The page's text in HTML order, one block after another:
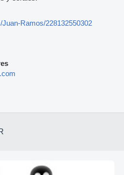
Ramos/228132550302